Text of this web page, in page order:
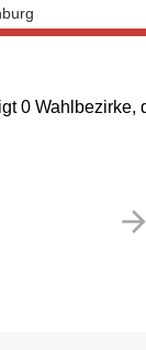
0
arrow_forward